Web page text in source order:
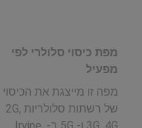
מפת כיסוי סלולרי לפי
מפעיל
מפה זו מייצגת את הכיסוי
של רשתות סלולריות 2G,